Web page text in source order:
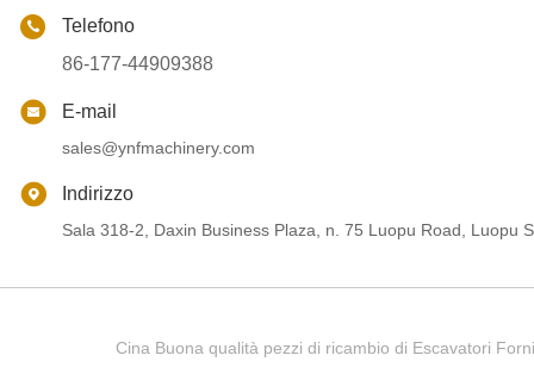
Telefono
86-177-44909388
E-mail
sales@ynfmachinery.com
Indirizzo
Sala 318-2, Daxin Business Plaza, n. 75 Luopu Road, Luopu
Cina Buona qualità pezzi di ricambio di Escavatori